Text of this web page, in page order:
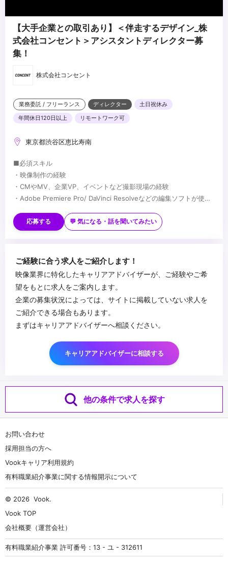
【大手企業との取引あり】＜伴走するデザイン_株
式会社コンセント＞アシスタントディレクター募
集！
株式会社コンセント
業務委託 / フリーランス ディレクター
土日祝休み
年間休日120日以上
リモートワーク可
東京都渋谷区恵比寿南
■必須スキル
・映像制作の経験
・CMやMV、企業VP、イベントなど撮影現場の経験
・Adobe Premiere Pro/ DaVinci Resolveなどの編集ソフトが使用
・パワーポイント、エクセルなどの事務ソフトが使用できる
・Adobe Illustlator,Photoshopなどのデザインソフトが使用できる
・VR/AR/XRへの興味関心
・企画提案が得意・好きな方
...
応募する 💬 気になる・話を聞いてみたい
ご経験に合う求人をご紹介します！
映像業界に特化したキャリアアドバイザーが、ご経験やご希
望をもとに求人をご案内します。
企業の募集状況によっては、サイトに掲載していない求人を
ご紹介できる場合もあります。
まずはキャリアアドバイザーへ相談ください。
キャリアアドバイザーに相談する
他の条件で求人を探す
お問い合わせ
採用担当の方へ
Vookキャリア利用規約
有料職業紹介事業に関する情報開示について
© 2026 Vook.
Vook TOP
会社概要（運営会社）
有料職業紹介事業 許可番号：13 - ユ - 312611